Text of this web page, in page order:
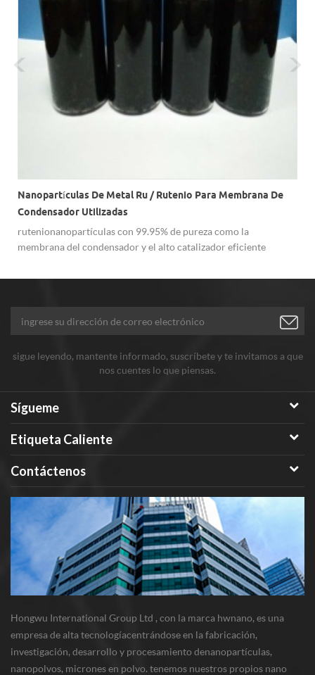
Nanopartículas De Metal Ru / Rutenio Para Membrana De
Condensador Utilizadas
rutenionanopartículas con 99.95% de pureza como la
membrana del condensador y el alto catalizador eficiente
sigue leyendo, mantente informado, suscríbete y te invitamos a que
nos cuentes lo que piensas.
Sígueme
Etiqueta Caliente
Contáctenos
Hongwu International Group Ltd , con la marca hwnano, es una
empresa de alta tecnologíacentrándose en la fabricación,
investigación, desarrollo y procesamiento denanopartículas,
nanopolvos, micrones en polvo. tenemos nuestros propios nano